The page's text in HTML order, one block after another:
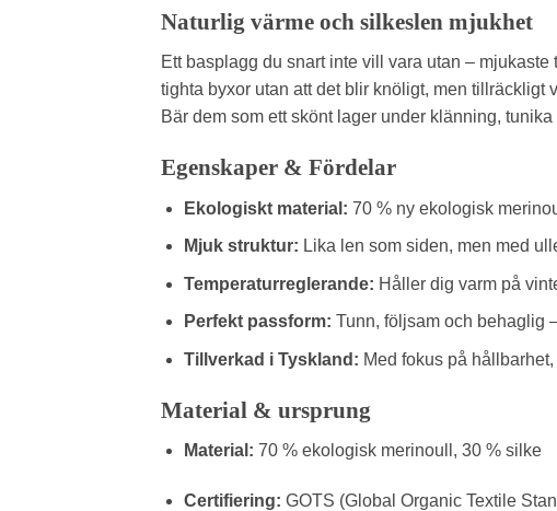
Naturlig värme och silkeslen mjukhet
Ett basplagg du snart inte vill vara utan –
tighta byxor utan att det blir knöligt, men tillräckligt
Bär dem som ett skönt lager under klänning,
Egenskaper & Fördelar
Ekologiskt material: 70 % ny ekologisk
Mjuk struktur: Lika len som siden, men med
Temperaturreglerande: Håller dig varm på
Perfekt passform: Tunn, följsam och behaglig
Tillverkad i Tyskland: Med fokus på
Material & ursprung
Material: 70 % ekologisk merinoull, 30 % silke
Certifiering: GOTS (Global Organic Textile